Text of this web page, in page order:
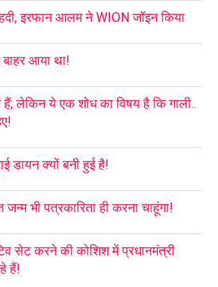
इरफान आलम ने WION जॉइन किया
बाहर आया था!
हैं; लेकिन ये एक शोध का विषय है कि गाली..
डायन क्यों बनी हुई है!
भी पत्रकारिता ही करना चाहूंगा!
करने की कोशिश में प्रधानमंत्री
हैं!